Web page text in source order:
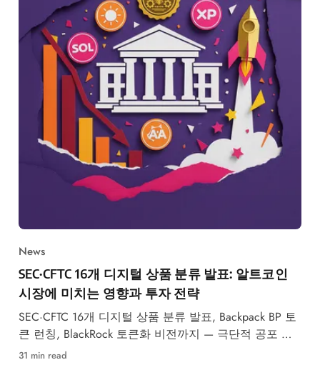
News
SEC·CFTC 16개 디지털 상품 분류 발표: 알트코인
시장에 미치는 영향과 투자 전략
SEC·CFTC 16개 디지털 상품 분류 발표, Backpack BP 토
큰 런칭, BlackRock 토큰화 비전까지 — 극단적 공포 속
알트코인 핵심 이슈 총정리.
31 min read